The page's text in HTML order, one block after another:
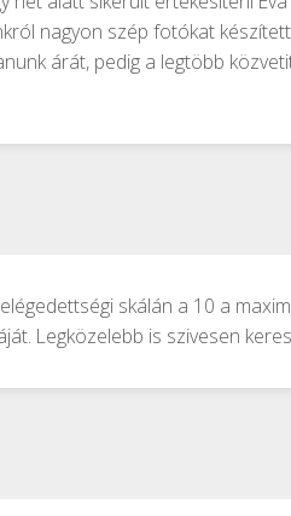
nagyon szép fotókat
árát, pedig a legtöbb
skálán a 10 a
Legközelebb is szivesen